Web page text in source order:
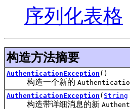
序列化表格
构造方法摘要
AuthenticationException ()
构造一个新的
AuthenticationException ( String
构造带详细消息的新